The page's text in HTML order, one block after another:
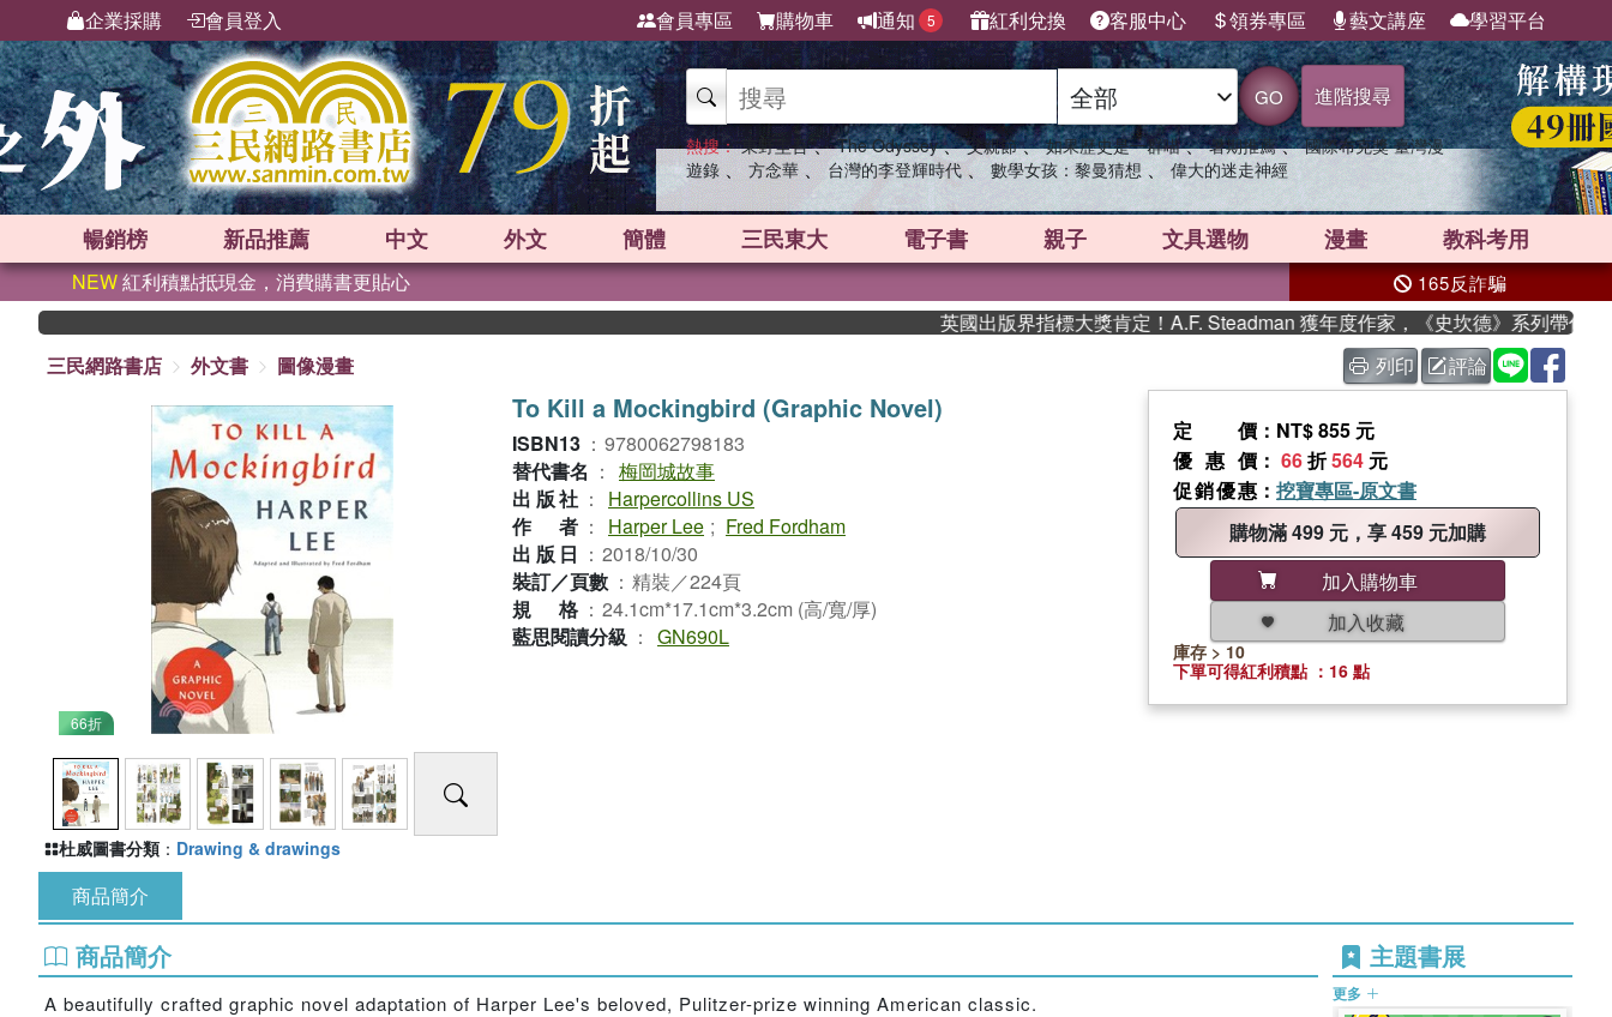
企業採購 會員登入 會員專區 購物車 通知 5 紅利兌換 客服中心 領券專區 藝文講座 學習平台
GO 進階搜尋
熱搜： 東野圭吾 、 The Odyssey 、 父親節 、 如果歷史是一群喵 、 暑期推薦 、 國際布克獎 臺灣漫
遊錄 、 方念華 、 台灣的李登輝時代 、 數學女孩：黎曼猜想 、 偉大的迷走神經
暢銷榜 新品推薦 中文 外文 簡體 三民東大 電子書 親子 文具選物 漫畫 教科考用
NEW紅利積點抵現金，消費購書更貼心 165反詐騙
英國出版界指標大獎肯定！A.F. Steadman 獲年度作家，《史坎德》系列帶你踏上熱血奇
三民網路書店
外文書 圖像漫畫 列印 評論
66折
To Kill a Mockingbird (Graphic Novel)
ISBN13 ： 9780062798183
替代書名 ： 梅岡城故事
出版社 ：
Harpercollins US
作者 ： Harper Lee ; Fred Fordham
出版日 ： 2018/10/30
裝訂／頁數 ： 精裝／224頁
規格 ： 24.1cm*17.1cm*3.2cm (高/寬/厚)
藍思閱讀分級 ： GN690L
定價 ：NT$ 855 元
優惠價 ： 66折564 元
促銷優惠 ： 挖寶專區-原文書
購物滿 499 元，享 459 元加購
加入購物車
加入收藏
庫存 > 10
下單可得紅利積點 ：16 點
杜威圖書分類 ： Drawing & drawings
商品簡介
商品簡介
A beautifully crafted graphic novel adaptation of Harper Lee's beloved, Pulitzer-prize winning American classic.
主題書展
更多